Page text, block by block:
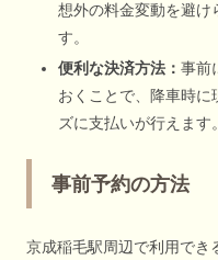
想外の料金変動を避け
す。
便利な決済方法： 事前
おくことで、降車時に
ズに支払いが行えます。
事前予約の方法
京成稲毛駅周辺で利用でき